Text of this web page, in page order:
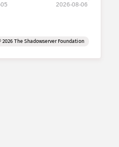
2026-08-06
2026 The Shadowserver Foundation